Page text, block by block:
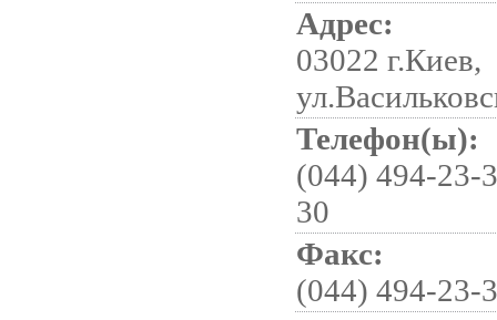
Адрес:
03022 г.Киев,
Телефон(ы):
(044) 494-23-
30
Факс:
(044) 494-23-